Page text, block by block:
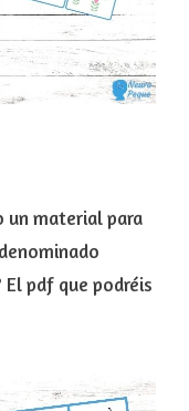
un material para
pdf que podréis